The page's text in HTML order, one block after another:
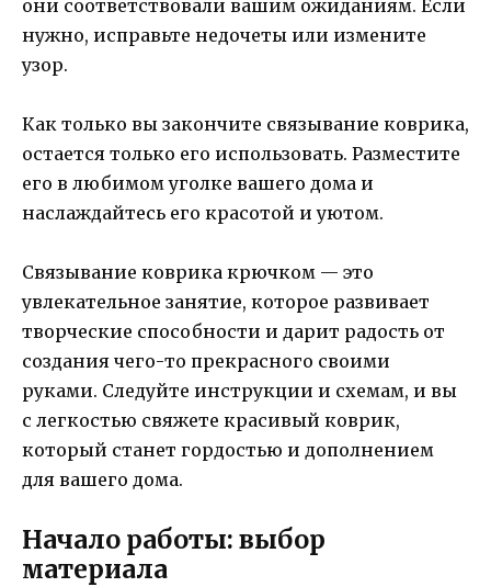
они соответствовали вашим ожиданиям. Если
нужно, исправьте недочеты или измените
узор.
Как только вы закончите связывание коврика,
остается только его использовать. Разместите
его в любимом уголке вашего дома и
наслаждайтесь его красотой и уютом.
Связывание коврика крючком — это
увлекательное занятие, которое развивает
творческие способности и дарит радость от
создания чего-то прекрасного своими
руками. Следуйте инструкции и схемам, и вы
с легкостью свяжете красивый коврик,
который станет гордостью и дополнением
для вашего дома.
Начало работы: выбор
материала